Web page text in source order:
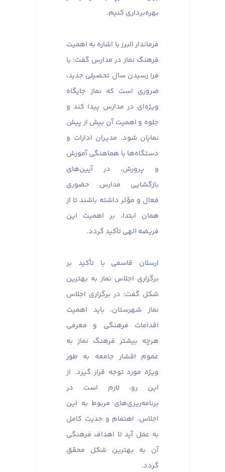
بهره‌برداری کنیم.
فرماندار البرز با اشاره به اهمیت
فرهنگ نماز در مدارس گفت: با
فرا رسیدن سال تحصیلی جدید،
ضروری است که نماز جایگاه
ویژه‌ای در مدارس پیدا کند و
جلوه و اهمیت آن بیش از پیش
نمایان شود. مدیران ادارات و
دستگاه‌ها با هماهنگی آموزش
و پرورش، در آیین‌های
بازگشایی مدارس حضوری
فعال و مؤثر داشته باشند تا از
همان ابتدا، بر اهمیت این
فریضه الهی تأکید گردد.
ارسلان قاسمی با تأکید بر
برگزاری اجلاس نماز به بهترین
شکل گفت: در برگزاری اجلاس
نماز شهرستان، باید اهمیت
اقدامات فرهنگی و معرفی
هرچه بیشتر فرهنگ نماز به
عموم اقشار جامعه به طور
ویژه مورد توجه قرار گیرد. از
این رو، لازم است در
برنامه‌ریزی‌های مربوط به این
اجلاس، اهتمام و جدیت کامل
به عمل آید تا اهداف فرهنگی
آن به بهترین شکل محقق
گردد.